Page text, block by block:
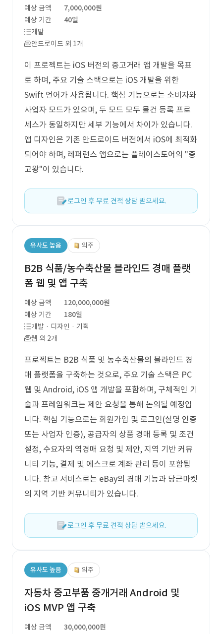
예상 금액
7,000,000원
예상 기간
40일
개발
안드로이드 외 1개
이 프로젝트는 iOS 버전의 중고거래 앱 개발을 목표
로 하며, 주요 기술 스택으로는 iOS 개발을 위한
Swift 언어가 사용됩니다. 핵심 기능으로는 소비자와
사업자 모드가 있으며, 두 모드 모두 물건 등록 프로
세스가 동일하지만 세부 기능에서 차이가 있습니다.
앱 디자인은 기존 안드로이드 버전에서 iOS에 최적화
되어야 하며, 레퍼런스 앱으로는 플레이스토어의 "중
고왕"이 있습니다.
로그인 후 무료 견적 상담 받으세요.
유사도 높음 외주
B2B 식품/농수축산물 블라인드 경매 플랫
폼 웹 및 앱 구축
예상 금액
120,000,000원
예상 기간
180일
개발 · 디자인 · 기획
웹 외 2개
프로젝트는 B2B 식품 및 농수축산물의 블라인드 경
매 플랫폼을 구축하는 것으로, 주요 기술 스택은 PC
웹 및 Android, iOS 앱 개발을 포함하며, 구체적인 기
술과 프레임워크는 제안 요청을 통해 논의될 예정입
니다. 핵심 기능으로는 회원가입 및 로그인(실명 인증
또는 사업자 인증), 공급자의 상품 경매 등록 및 조건
설정, 수요자의 역경매 요청 및 제안, 지역 기반 커뮤
니티 기능, 결제 및 에스크로 계좌 관리 등이 포함됩
니다. 참고 서비스로는 eBay의 경매 기능과 당근마켓
의 지역 기반 커뮤니티가 있습니다.
로그인 후 무료 견적 상담 받으세요.
유사도 높음 외주
자동차 중고부품 중개거래 Android 및
iOS MVP 앱 구축
예상 금액
30,000,000원